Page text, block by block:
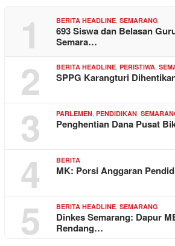
1 BERITA HEADLINE SEMARANG
693 Siswa dan Belasan
Semara…
2 BERITA HEADLINE PERISTIWA
SPPG Karangturi
3 PARLEMEN PENDIDIKAN
Penghentian Dana Pusat
4 BERITA
MK: Porsi Anggaran
5 BERITA HEADLINE SEMARANG
Dinkes Semarang: Dapur
Rendang…